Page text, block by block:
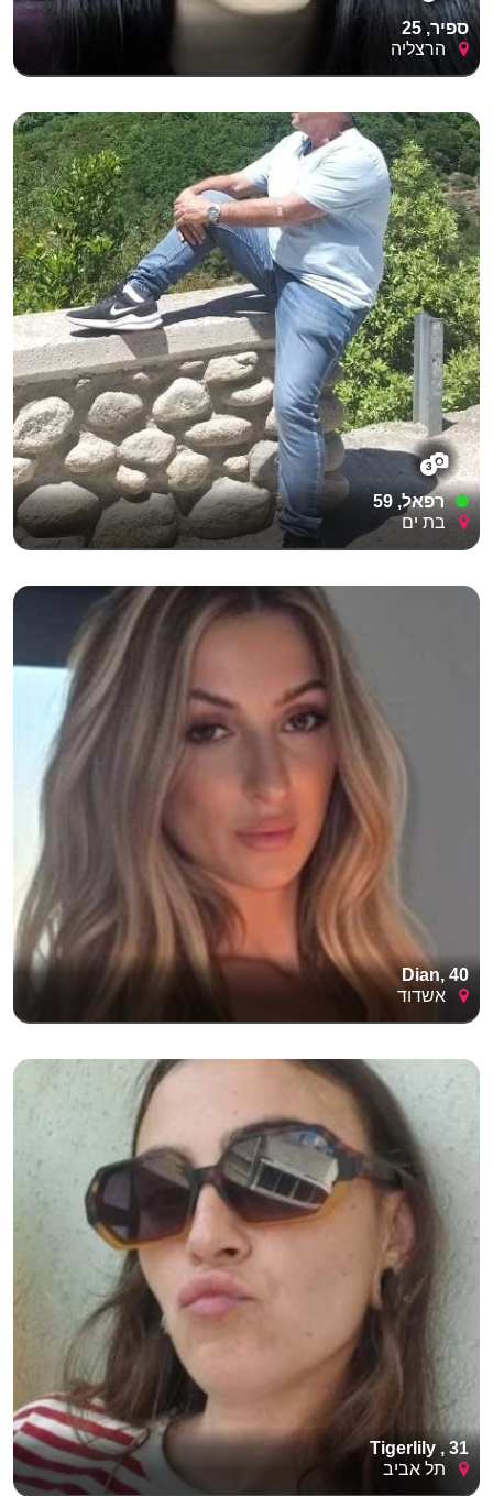
ספיר, 25
הרצליה
3
רפאל, 59
בת ים
Dian, 40
אשדוד
Tigerlily , 31
תל אביב